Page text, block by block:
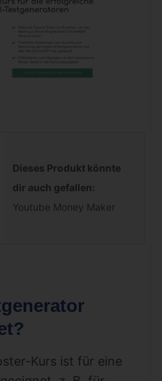
Dieses Produkt könnte
dir auch gefallen:
Youtube Money Maker
Kurs ist für eine